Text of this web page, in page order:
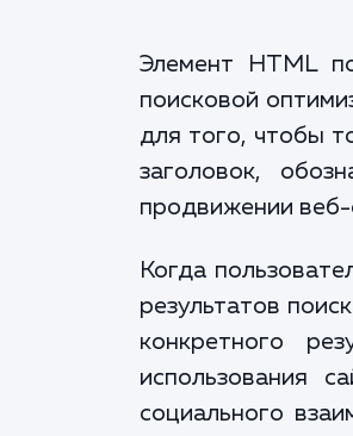
Элемент HTML
поисковой
для того, чтобы
заголовок,
продвижении веб-
Когда
результатов
конкретного
использования
социального